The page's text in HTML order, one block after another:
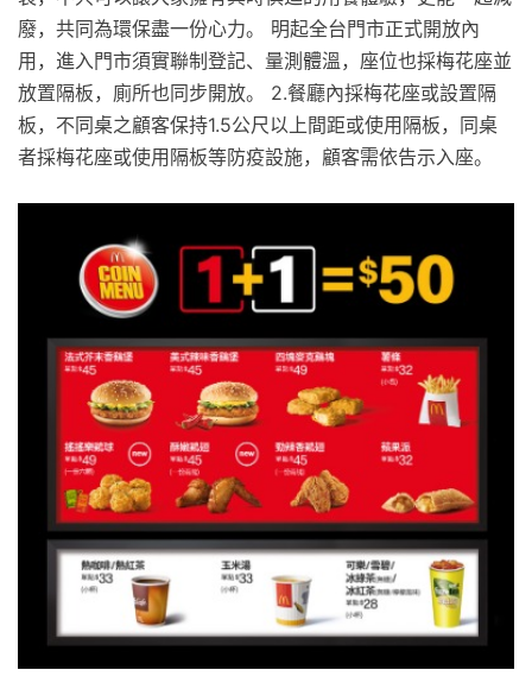
廢，共同為環保盡一份心力。 明起全台門市正式開放內
用，進入門市須實聯制登記、量測體溫，座位也採梅花座並
放置隔板，廁所也同步開放。 2.餐廳內採梅花座或設置隔
板，不同桌之顧客保持1.5公尺以上間距或使用隔板，同桌
者採梅花座或使用隔板等防疫設施，顧客需依告示入座。